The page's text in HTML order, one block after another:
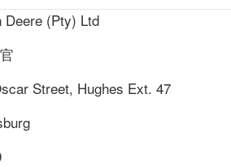
Deere (Pty) Ltd
Street, Hughes Ext. 47